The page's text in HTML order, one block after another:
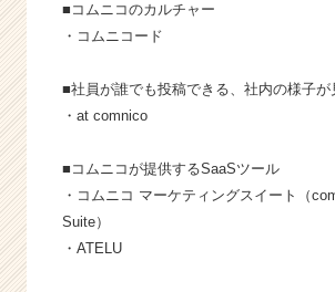
■コムニコのカルチャー
・ コムニコード
■社員が誰でも投稿できる、社内の様子が
・ at comnico
■コムニコが提供するSaaSツール
・ コムニコ マーケティングスイート
（
Suite）
・ ATELU